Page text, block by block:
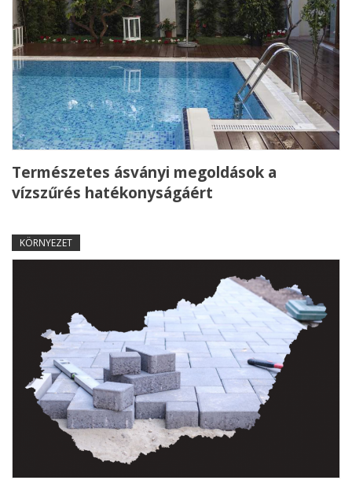
Természetes ásványi megoldások a
vízszűrés hatékonyságáért
KÖRNYEZET